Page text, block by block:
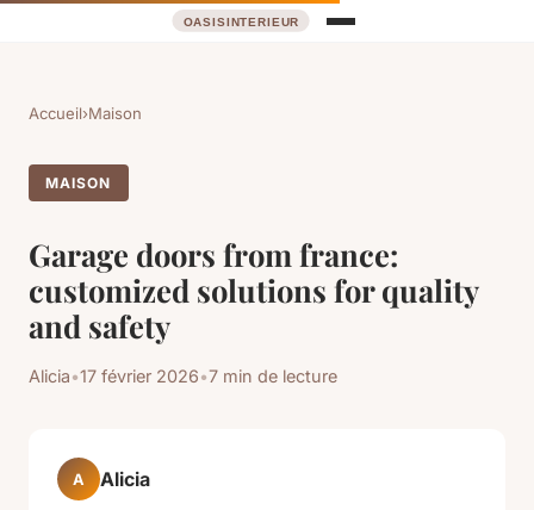
Accueil›Maison
MAISON
Garage doors from france:
customized solutions for quality
and safety
Alicia•17 février 2026•7 min de lecture
A Alicia